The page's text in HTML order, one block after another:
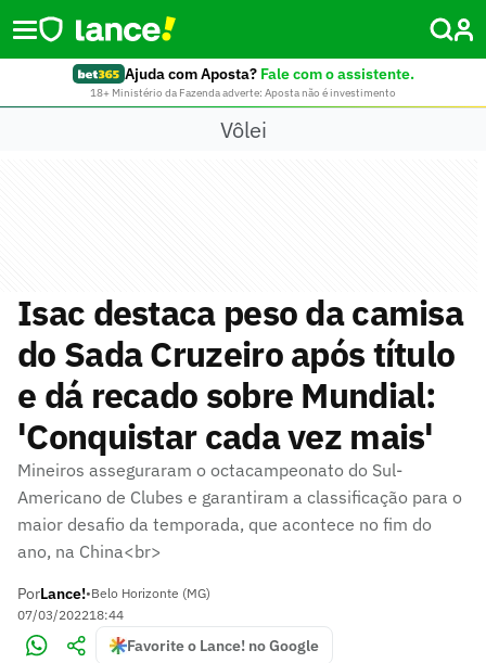
Ajuda com Aposta? Fale com o assistente.
18+ Ministério da Fazenda adverte: Aposta não é investimento
Vôlei
Isac destaca peso da camisa
do Sada Cruzeiro após título
e dá recado sobre Mundial:
'Conquistar cada vez mais'
Mineiros asseguraram o octacampeonato do Sul-
Americano de Clubes e garantiram a classificação para o
maior desafio da temporada, que acontece no fim do
ano, na China<br>
PorLance!•Belo Horizonte (MG)
07/03/202218:44
Favorite o Lance! no Google